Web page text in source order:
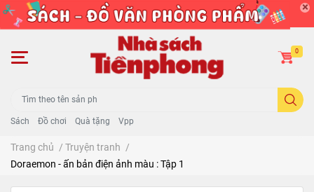
Sách Đồ chơi Quà tặng Vpp
0
Trang chủ / Truyện tranh /
Doraemon - ấn bản điện ảnh màu : Tập 1